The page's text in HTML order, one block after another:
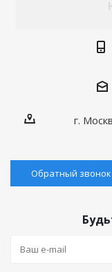
г.
Обратный звонок